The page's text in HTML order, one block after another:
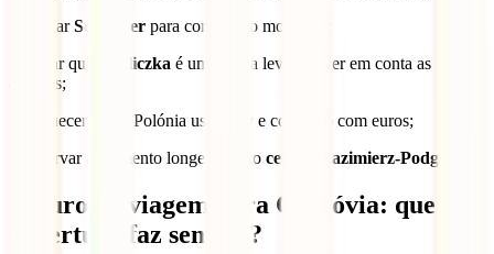
❌ deixarSchindler para compra no momento;
❌ achar que
Wieliczka é uma visita leve sem ter em conta as
escadas;
❌ esquecer que a Polónia usa
e contar só com euros;
❌ reservar alojamento longe do eixo centro-Kazimierz-Podgórze
Seguro de viagem para Cracóvia: que
cobertura faz sentido?